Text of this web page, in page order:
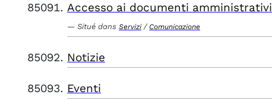
Accesso ai documenti amministrativi
Situé dans Servizi / Comunicazione
Notizie
Eventi